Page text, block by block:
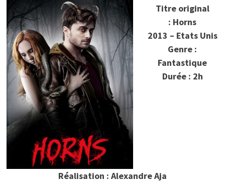
Titre original
: Horns
2013 – Etats Unis
Genre :
Fantastique
Durée : 2h
Réalisation : Alexandre Aja